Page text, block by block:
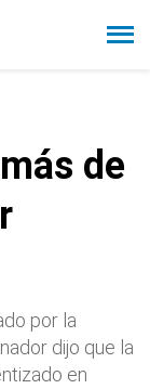
de
por la
dijo que la
en